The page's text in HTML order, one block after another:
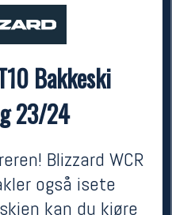
Bakkeski
23/24
Blizzard WCR
også isete
kan du kjøre
m/Binding 23/24
3499,-